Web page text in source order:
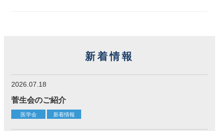
新着情報
2026.07.18
菅生会のご紹介
医学会 新着情報